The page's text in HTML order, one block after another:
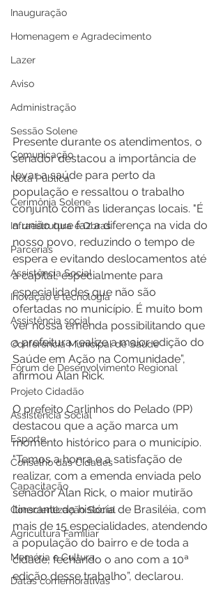
Inauguração
Homenagem e Agradecimento
Lazer
Aviso
Administração
Sessão Solene
Comunicação
Nota Pública
Cerimônia Solene
Infraestrutura e Obras
Parcerias
Assistência Social
Inovação e tecnologia
Assistência social
Conferência Municipal de Saúde
Fórum de Desenvolvimento Regional
Projeto Cidadão
Assistência Social
Esporte
Conselho das Cidades
Capacitação
Conscientização Social
Agricultura Familiar
Memória e Cultura
Datas comemorativas
Presente durante os atendimentos, o
senador destacou a importância de
levar a saúde para perto da
população e ressaltou o trabalho
conjunto com as lideranças locais. "É
a união que faz a diferença na vida do
nosso povo, reduzindo o tempo de
espera e evitando deslocamentos até
a capital, especialmente para
especialidades que não são
ofertadas no município. É muito bom
ver nossa emenda possibilitando que
a prefeitura realize a maior edição do
Saúde em Ação na Comunidade”,
afirmou Alan Rick.
O prefeito Carlinhos do Pelado (PP)
destacou que a ação marca um
momento histórico para o município.
"Temos a honra e a satisfação de
realizar, com a emenda enviada pelo
senador Alan Rick, o maior mutirão
itinerante da história de Brasiléia, com
mais de 15 especialidades, atendendo
a população do bairro e de toda a
cidade, fechando o ano com a 10ª
edição desse trabalho”, declarou.